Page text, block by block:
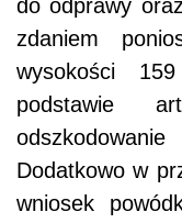
do odprawy
zdaniem
wysokości
podstawie
Dodatkowo w
wniosek